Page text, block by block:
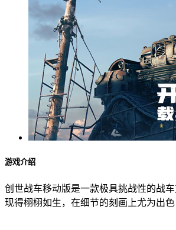
游戏介绍
创世战车移动版是一款极具挑战性的战
现得栩栩如生，在细节的刻画上尤为出